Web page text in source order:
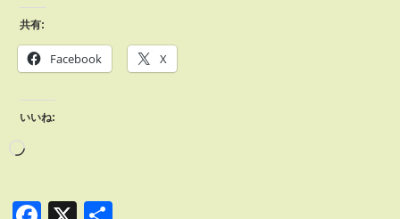
共有:
Facebook X
いいね: